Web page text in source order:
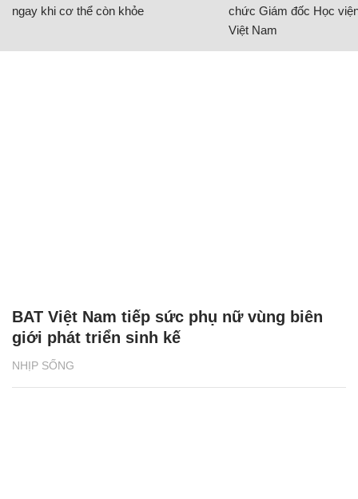
ngay khi cơ thể còn khỏe
chức Giám đốc Học
Việt Nam
NHỊP SỐNG
BAT Việt Nam tiếp sức phụ nữ vùng biên
giới phát triển sinh kế